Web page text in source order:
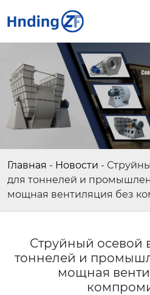
Главная - Новости -
для тоннелей и
мощная вентиляция без
Струйный осевой
тоннелей и
мощная